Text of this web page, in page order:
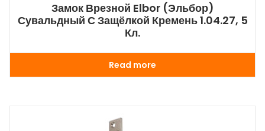
Замок Врезной Elbor (Эльбор)
Сувальдный С Защёлкой Кремень 1.04.27, 5
Кл.
Read more